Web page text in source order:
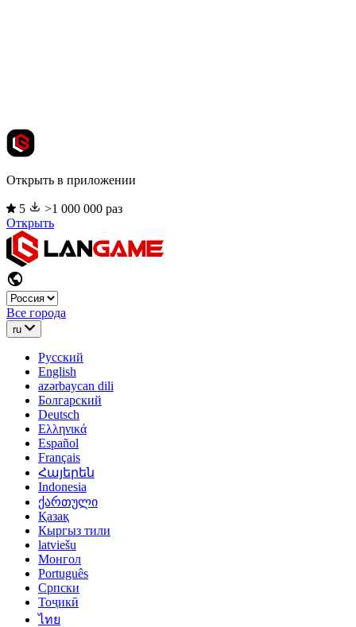
Открыть в приложении
5
>1 000 000 раз
Открыть
Все города
ru
Русский
English
azərbaycan dili
Болгарский
Deutsch
Ελληνικά
Español
Français
Հայերեն
Indonesia
ქართული
Қазақ
Кыргыз тили
latviešu
Монгол
Português
Српски
Тоҷикӣ
ไทย